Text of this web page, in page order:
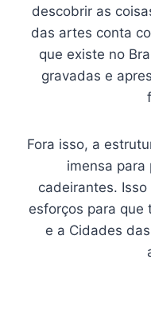
descobrir as
das artes conta
que existe no
gravadas e
Fora isso, a
imensa para
cadeirantes.
esforços para que
e a Cidades